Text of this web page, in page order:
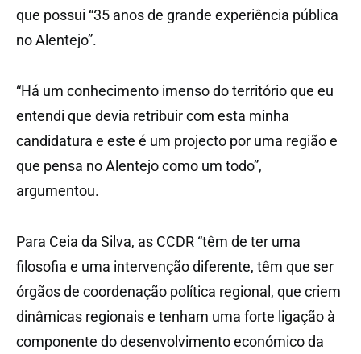
que possui “35 anos de grande experiência pública
no Alentejo”.
“Há um conhecimento imenso do território que eu
entendi que devia retribuir com esta minha
candidatura e este é um projecto por uma região e
que pensa no Alentejo como um todo”,
argumentou.
Para Ceia da Silva, as CCDR “têm de ter uma
filosofia e uma intervenção diferente, têm que ser
órgãos de coordenação política regional, que criem
dinâmicas regionais e tenham uma forte ligação à
componente do desenvolvimento económico da